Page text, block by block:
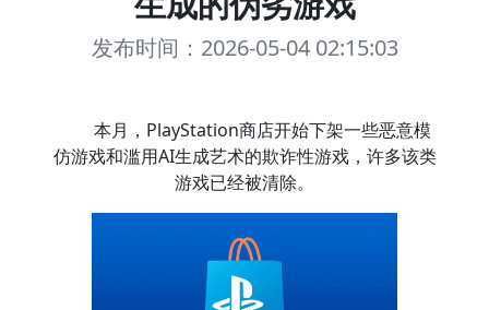
发布时间：2026-05-04 02:15:03
本月，PlayStation商店开始下架一些恶意模
仿游戏和滥用AI生成艺术的欺诈性游戏，许多该类
游戏已经被清除。